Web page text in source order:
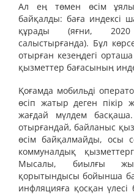
Ал ең төмен өсім ұялы
байқалды: баға индексі
құрады (яғни,
салыстырғанда). Бұл
отырған кезеңдегі
қызметтер бағасының
Қоғамда мобильді
өсіп жатыр деген пікір
жағдай мүлдем
отырғандай, байланыс
өсім байқалмайды, осы
коммуналдық
Мысалы, биылғы
қорытындысы бойынша
инфляцияға қосқан